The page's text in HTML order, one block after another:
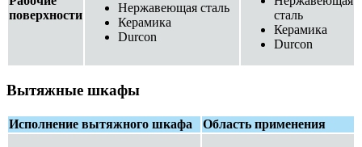
поверхности
Нержавеющая сталь
Керамика
Durcon
сталь
Керамика
Durcon
Вытяжные шкафы
Исполнение вытяжного шкафа Область применения